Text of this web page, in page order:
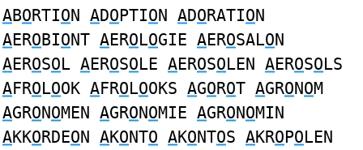
ABORTION ADOPTION ADORATION
AEROBIONT AEROLOGIE AEROSALON
AEROSOL AEROSOLE AEROSOLEN AEROSOLS
AFROLOOK AFROLOOKS AGOROT AGRONOM
AGRONOMEN AGRONOMIE AGRONOMIN
AKKORDEON AKONTO AKONTOS AKROPOLEN